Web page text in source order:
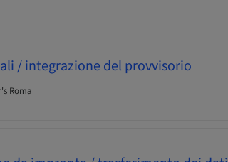
/ integrazione del provvisorio
Roma